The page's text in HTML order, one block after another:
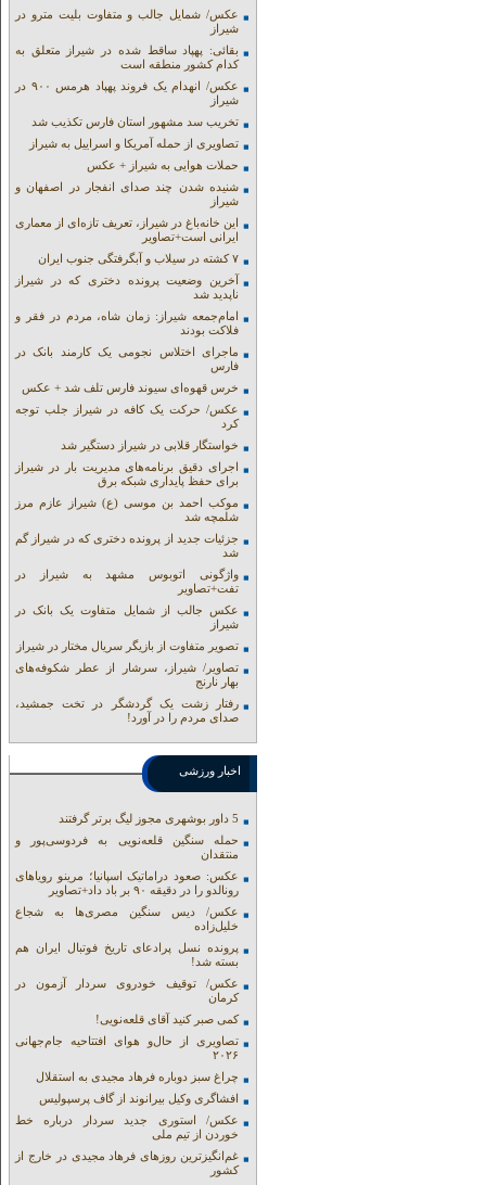
عکس/ شمایل جالب و متفاوت بلیت مترو در
شیراز
بقائی: پهپاد ساقط شده در شیراز متعلق به
کدام کشور منطقه است
عکس/ انهدام یک فروند پهپاد هرمس ۹۰۰ در
شیراز
تخریب سد مشهور استان فارس تکذیب شد
تصاویری از حمله آمریکا و اسراییل به شیراز
حملات هوایی به شیراز + عکس
شنیده شدن چند صدای انفجار در اصفهان و
شیراز
این خانه‌باغ در شیراز، تعریف تازه‌ای از معماری
ایرانی است+تصاویر
۷ کشته در سیلاب و آبگرفتگی جنوب ایران
آخرین وضعیت پرونده دختری که در شیراز
ناپدید شد
امام‌جمعه شیراز: زمان شاه، مردم در فقر و
فلاکت بودند
ماجرای اختلاس نجومی یک کارمند بانک در
فارس
خرس قهوه‌ای سیوند فارس تلف شد + عکس
عکس/ حرکت یک کافه در شیراز جلب توجه
کرد
خواستگار قلابی در شیراز دستگیر شد
اجرای دقیق برنامه‌های مدیریت بار در شیراز
برای حفظ پایداری شبکه برق
موکب احمد بن موسی (ع) شیراز عازم مرز
شلمچه شد
جزئیات جدید از پرونده دختری که در شیراز گم
شد
واژگونی اتوبوس مشهد به شیراز در
تفت+تصاویر
عکس جالب از شمایل متفاوت یک بانک در
شیراز
تصویر متفاوت از بازیگر سریال مختار در شیراز
تصاویر/ شیراز، سرشار از عطر شکوفه‌های
بهار نارنج
رفتار زشت یک گردشگر در تخت جمشید،
صدای مردم را در آورد!
اخبار ورزشی
5 داور بوشهری مجوز لیگ برتر گرفتند
حمله سنگین قلعه‌نویی به فردوسی‌پور و
منتقدان
عکس: صعود دراماتیک اسپانیا؛ مرینو رویاهای
رونالدو را در دقیقه ۹۰ بر باد داد+تصاویر
عکس/ دیس سنگین مصری‌ها به شجاع
خلیل‌زاده
پرونده نسل پرادعای تاریخ فوتبال ایران هم
بسته شد!
عکس/ توقیف خودروی سردار آزمون در
کرمان
کمی صبر کنید آقای قلعه‌نویی!
تصاویری از حال‌و هوای افتتاحیه جام‌جهانی
۲۰۲۶
چراغ سبز دوباره فرهاد مجیدی به استقلال
افشاگری وکیل بیرانوند از گاف‌ پرسپولیس
عکس/ استوری جدید سردار درباره خط
خوردن از تیم ملی
غم‌انگیزترین روزهای فرهاد مجیدی در خارج از
کشور